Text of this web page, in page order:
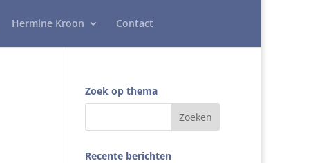
Hermine Kroon Contact
Zoek op thema
Recente berichten